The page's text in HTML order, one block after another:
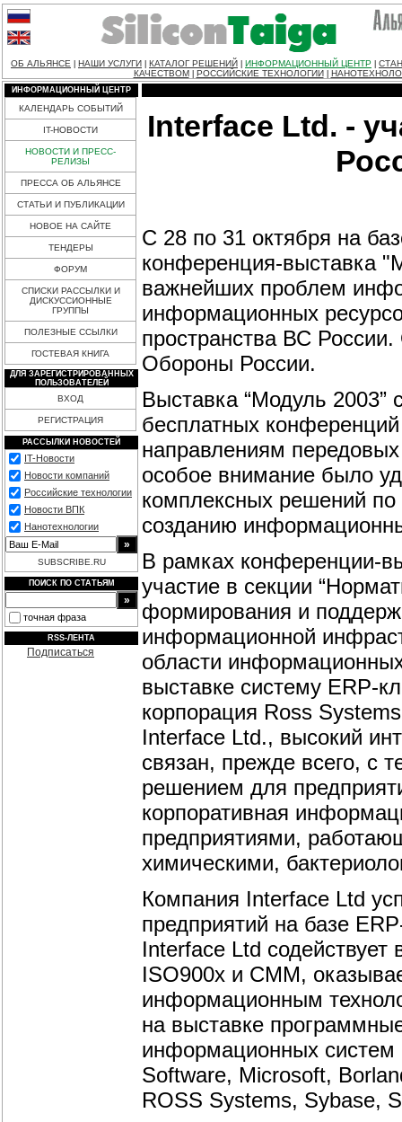
ОБ АЛЬЯНСЕ НАШИ УСЛУГИ КАТАЛОГ РЕШЕНИЙ ИНФОРМАЦИОННЫЙ ЦЕНТР
КАЧЕСТВОМ
РОССИЙСКИЕ ТЕХНОЛОГИИ
ИНФОРМАЦИОННЫЙ ЦЕНТР
КАЛЕНДАРЬ СОБЫТИЙ
IT-НОВОСТИ
НОВОСТИ И ПРЕСС-
РЕЛИЗЫ
ПРЕССА ОБ АЛЬЯНСЕ
СТАТЬИ И ПУБЛИКАЦИИ
НОВОЕ НА САЙТЕ
ТЕНДЕРЫ
ФОРУМ
СПИСКИ РАССЫЛКИ И
ДИСКУССИОННЫЕ
ГРУППЫ
ПОЛЕЗНЫЕ ССЫЛКИ
ГОСТЕВАЯ КНИГА
ДЛЯ ЗАРЕГИСТРИРОВАННЫХ
ПОЛЬЗОВАТЕЛЕЙ
ВХОД
РЕГИСТРАЦИЯ
РАССЫЛКИ НОВОСТЕЙ
IT-Новости
Новости компаний
Российские технологии
Новости ВПК
Нанотехнологии
SUBSCRIBE.RU
ПОИСК ПО СТАТЬЯМ
точная фраза
RSS-ЛЕНТА
Подписаться
Interface Ltd. -
С 28 по 31 октября на
конференция-выставка
важнейших проблем
информационных
пространства ВС
Обороны России.
Выставка “Модуль
бесплатных
направлениям
особое внимание было
комплексных решений
созданию
В рамках конференции-
участие в секции
формирования и
информационной
области
выставке систему ERP-
корпорация Ross
Interface Ltd., высокий
связан, прежде всего, с
решением для
корпоративная
предприятиями,
химическими,
Компания Interface Ltd
предприятий на базе
Interface Ltd содействует
ISO900x и CMM,
информационным
на выставке
информационных систем
Software, Microsoft,
ROSS Systems, Sybase,